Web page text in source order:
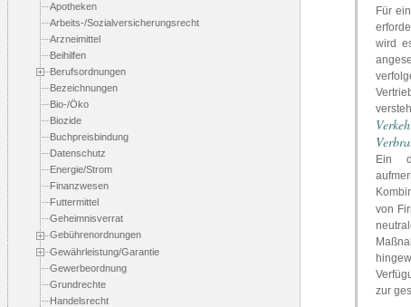
Apotheken
Arbeits-/Sozialversicherungsrecht
Arzneimittel
Beihilfen
Berufsordnungen
Bezeichnungen
Bio-/Öko
Biozide
Buchpreisbindung
Datenschutz
Energie/Strom
Finanzwesen
Futtermittel
Geheimnisverrat
Gebührenordnungen
Gewährleistung/Garantie
Gewerbeordnung
Grundrechte
Handelsrecht
Für
wird
Ein
von
zur